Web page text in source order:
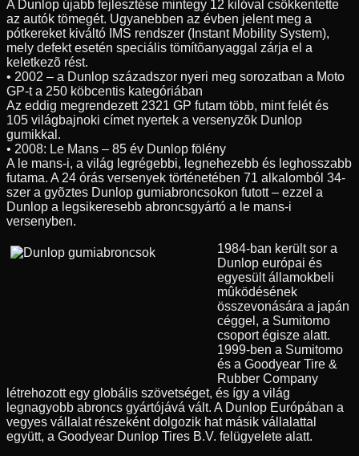
A Dunlop újabb fejlesztése mintegy 12 kilóval csökkentette
az autók tömegét. Ugyanebben az évben jelent meg a
pótkereket kiváltó IMS rendszer (Instant Mobility System),
mely defekt esetén speciális tömítõanyaggal zárja el a
keletkezõ rést.
• 2002 – a Dunlop századszor nyeri meg sorozatban a Moto
GP-t a 250 köbcentis kategóriában
Az eddig megrendezett 2321 GP futam több, mint felét és
105 világbajnoki címet nyertek a versenyzõk Dunlop
gumikkal.
• 2008: Le Mans – 85 év Dunlop fölény
A le mans-i, a világ legrégebbi, legnehezebb és leghosszabb
futama. A 24 órás versenyek történetében 71 alkalomból 34-
szer a gyõztes Dunlop gumiabroncsokon futott – ezzel a
Dunlop a legsikeresebb abroncsgyártó a le mans-i
versenyben.
1984-ban került sor a
Dunlop európai és
egyesült államokbeli
mûködésének
összevonására a japán
céggel, a Sumitomo
csoport égisze alatt.
1999-ben a Sumitomo
és a Goodyear Tire &
Rubber Company
létrehozott egy globális szövetséget, és így a világ
legnagyobb abroncs gyártójává vált. A Dunlop Európában a
vegyes vállalat részeként dolgozik hat másik vállalattal
együtt, a Goodyear Dunlop Tires B.V. felügyelete alatt.